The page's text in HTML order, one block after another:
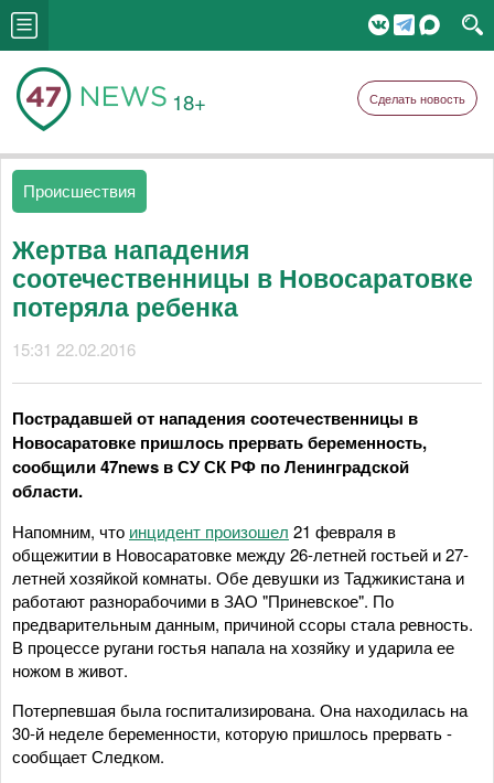
18+ Сделать новость
Происшествия
Жертва нападения
соотечественницы в Новосаратовке
потеряла ребенка
15:31 22.02.2016
Пострадавшей от нападения соотечественницы в
Новосаратовке пришлось прервать беременность,
сообщили 47news в СУ СК РФ по Ленинградской
области.
Напомним, что инцидент произошел 21 февраля в
общежитии в Новосаратовке между 26-летней гостьей и 27-
летней хозяйкой комнаты. Обе девушки из Таджикистана и
работают разнорабочими в ЗАО "Приневское". По
предварительным данным, причиной ссоры стала ревность.
В процессе ругани гостья напала на хозяйку и ударила ее
ножом в живот.
Потерпевшая была госпитализирована. Она находилась на
30-й неделе беременности, которую пришлось прервать -
сообщает Следком.